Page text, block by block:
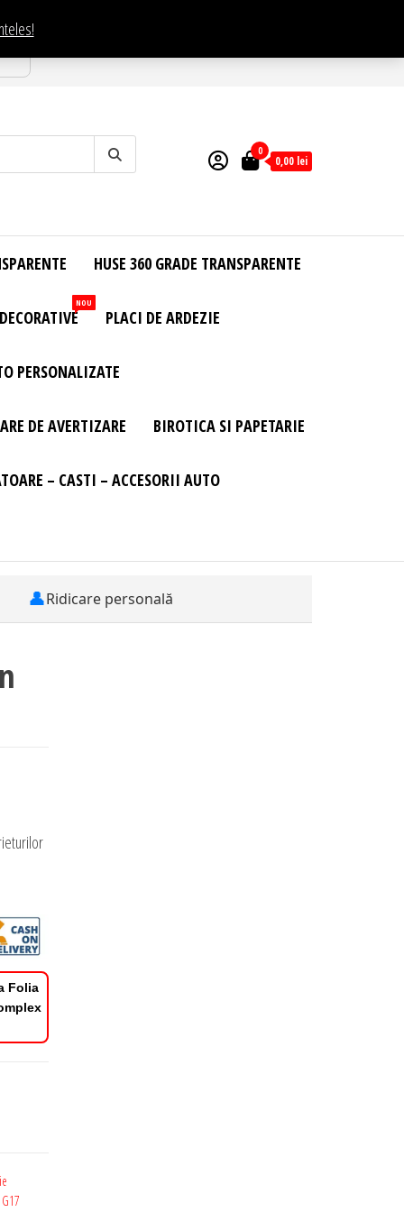
0
0,00 lei
HUSE 360 GRADE TRANSPARENTE
NOU
PLACI DE ARDEZIE
PERSONALIZATE
DE AVERTIZARE BIROTICA SI PAPETARIE
– CASTI – ACCESORII AUTO
👤Ridicare personală
Folia